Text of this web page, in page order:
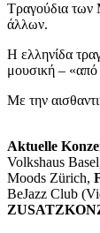
Τραγούδια
άλλων.
Η ελληνίδα
μουσική – «από
Με την
Aktuelle
Volkshaus
Moods Zürich,
BeJazz Club